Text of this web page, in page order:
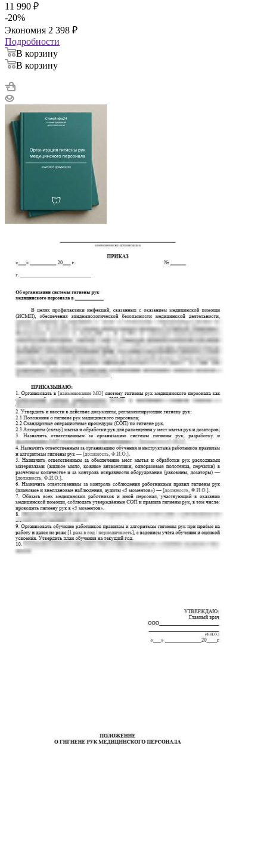
11 990 ₽
-20%
Экономия 2 398 ₽
Подробности
В корзину
В корзину